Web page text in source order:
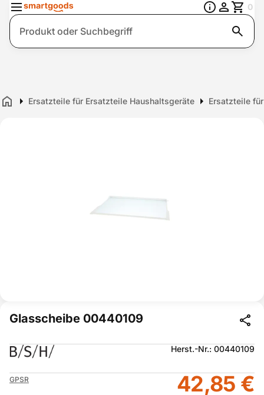
Suche
0
Home Ersatzteile für Ersatzteile Haushaltsgeräte Ersatzteile
Glasscheibe 00440109
Herst.-Nr.: 00440109
GPSR 42,85 €